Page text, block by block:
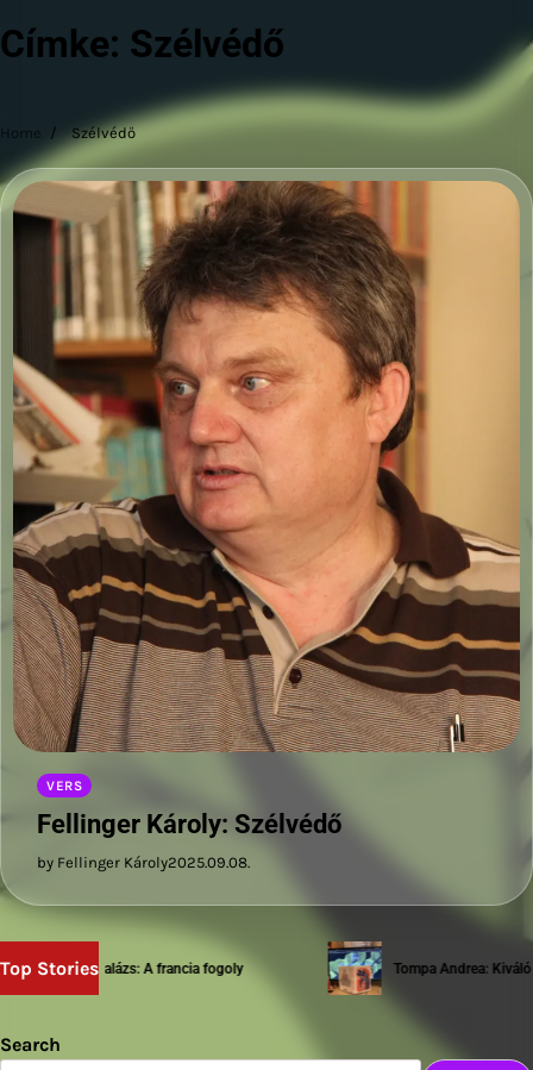
Címke: Szélvédő
Home Szélvédő
VERS
Fellinger Károly: Szélvédő
by Fellinger Károly2025.09.08.
Top Stories
Sziwery Balázs: A francia fogoly Tompa Andrea: Kiváló
Search